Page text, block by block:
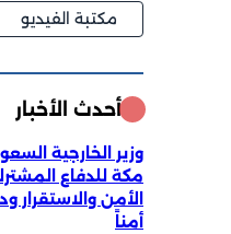
مكتبة الفيديو
أحدث الأخبار
وزير الخارجية
مكة للدفاع
الأمن والاستقرار
أمناً